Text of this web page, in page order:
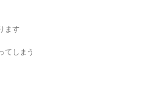
ます
てしまう